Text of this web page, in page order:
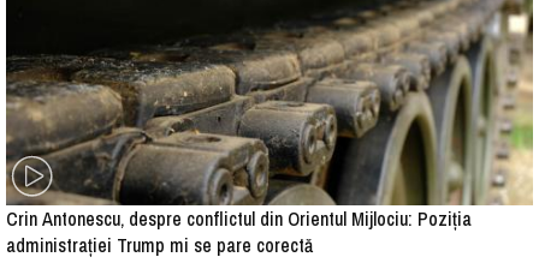
Crin Antonescu, despre conflictul din Orientul Mijlociu: Poziția
administrației Trump mi se pare corectă